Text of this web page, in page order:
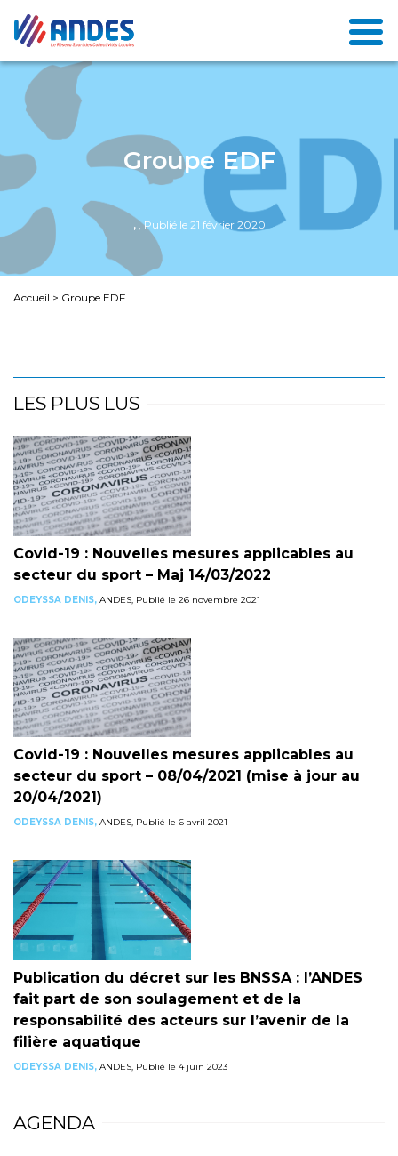
Groupe EDF
, , Publié le 21 février 2020
Accueil > Groupe EDF
LES PLUS LUS
Covid-19 : Nouvelles mesures applicables au
secteur du sport – Maj 14/03/2022
ODEYSSA DENIS, ANDES, Publié le 26 novembre 2021
Covid-19 : Nouvelles mesures applicables au
secteur du sport – 08/04/2021 (mise à jour au
20/04/2021)
ODEYSSA DENIS, ANDES, Publié le 6 avril 2021
Publication du décret sur les BNSSA : l’ANDES
fait part de son soulagement et de la
responsabilité des acteurs sur l’avenir de la
filière aquatique
ODEYSSA DENIS, ANDES, Publié le 4 juin 2023
AGENDA